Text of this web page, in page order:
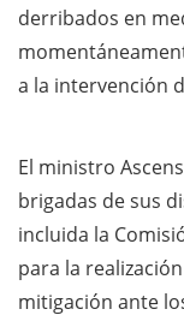
derribados en
a la intervención
El ministro
brigadas de sus
incluida la
para la
mitigación ante